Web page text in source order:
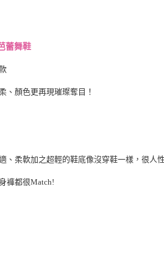
蕾舞鞋
、顏色更再現璀璨奪目！
、柔軟加之超輕的鞋底像沒穿鞋一樣，很人
褲都很Match!